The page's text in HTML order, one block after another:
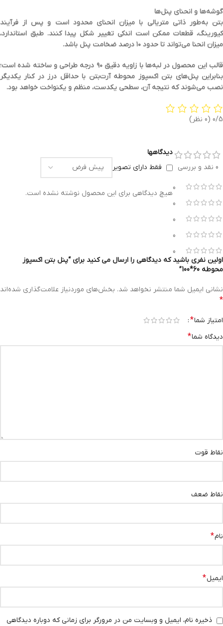
گوشه‌ها و انحنای پنل‌ها
بتن به‌طور ذاتی متریالی با میزان انحنای محدود است و پس از فرآیند
کیورینگ، قطعات ممکن است اندکی تغییر شکل پیدا کنند. طبق استاندارد،
میزان انحنا می‌تواند تا حدود ۱۰ درصد ضخامت پنل باشد.
قالب این محصول در لبه‌ها با زاویه دقیق۹۰ درجه
طراحی و ساخته شده است؛
بنابراین پنل‌های بتن اکسپوز محوطه آرت‌بتن باحداقل درزدر کنار یکدیگر
نصب می‌شوند که نتیجه آن، سطحی یکدست، منظم و یکنواخت خواهد بود.
0/5 (0 نظر)
0 نقد و بررسی
0
0
0
0
0
دیدگاهها
فقط دارای تصویر
هیچ دیدگاهی برای این محصول نوشته نشده است.
اولین نفری باشید که دیدگاهی را ارسال می کنید برای “پنل بتن اکسپوز
محوطه 60*100”
نشانی ایمیل شما منتشر نخواهد شد. بخش‌های موردنیاز علامت‌گذاری شده‌اند
*
امتیاز شما*
دیدگاه شما*
نقاط قوت
نقاط ضعف
نام*
ایمیل*
ذخیره نام، ایمیل و وبسایت من در مرورگر برای زمانی که دوباره دیدگاهی